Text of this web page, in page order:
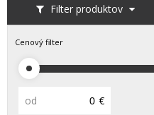
Filter produktov
Cenový filter
od €